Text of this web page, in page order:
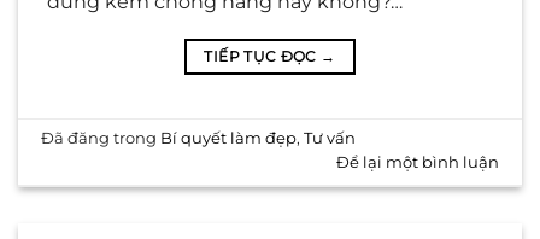
TIẾP TỤC ĐỌC →
Đã đăng trong Bí quyết làm đẹp,Tư vấn
Để lại một bình luận